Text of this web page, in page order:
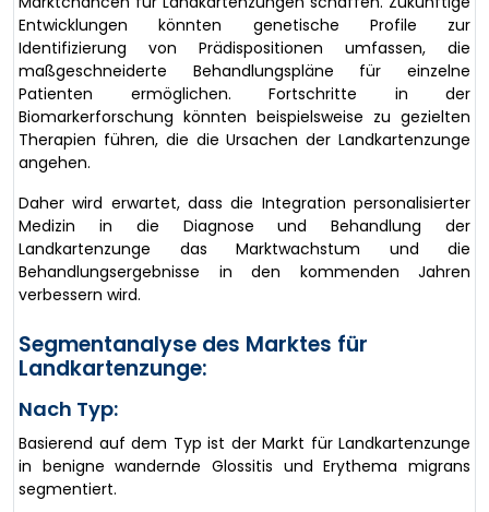
Entwicklungen könnten genetische Profile zur
Identifizierung von Prädispositionen umfassen, die
maßgeschneiderte Behandlungspläne für einzelne
Patienten ermöglichen. Fortschritte in der
Biomarkerforschung könnten beispielsweise zu gezielten
Therapien führen, die die Ursachen der Landkartenzunge
angehen.
Daher wird erwartet, dass die Integration personalisierter
Medizin in die Diagnose und Behandlung der
Landkartenzunge das Marktwachstum und die
Behandlungsergebnisse in den kommenden Jahren
verbessern wird.
Segmentanalyse des Marktes für
Landkartenzunge:
Nach Typ:
Basierend auf dem Typ ist der Markt für Landkartenzunge
in benigne wandernde Glossitis und Erythema migrans
segmentiert.